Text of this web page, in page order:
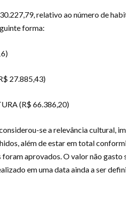
relativo ao número de
forma:
27.885,43)
(R$ 66.386,20)
se a relevância cultural,
além de estar em total
aprovados. O valor não gasto
em uma data ainda a ser